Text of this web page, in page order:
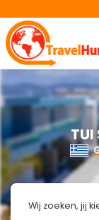
TUI
Wij zoeken, jij